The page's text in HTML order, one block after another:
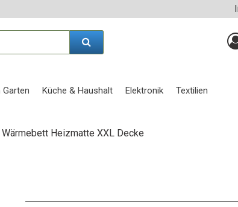
Garten Küche & Haushalt Elektronik Textilien
Heizmatte XXL Decke